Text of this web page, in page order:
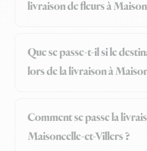
livraison de fleurs à
Que se passe-t-il si le
lors de la livraison à
Comment se passe la
Maisoncelle-et-Villers ?